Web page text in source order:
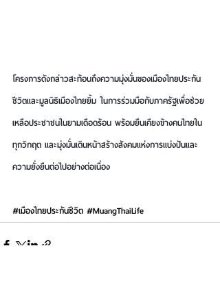
โครงการดังกล่าวสะท้อนถึงความมุ่งมั่นของเมืองไทยประกัน
ชีวิตและมูลนิธิเมืองไทยยิ้ม ในการร่วมมือกับภาครัฐเพื่อช่วย
เหลือประชาชนในยามเดือดร้อน พร้อมยืนเคียงข้างคนไทยใน
ทุกวิกฤต และมุ่งมั่นเดินหน้าสร้างสังคมแห่งการแบ่งปันและ
ความยั่งยืนต่อไปอย่างต่อเนื่อง
#เมืองไทยประกันชีวิต #MuangThaiLife